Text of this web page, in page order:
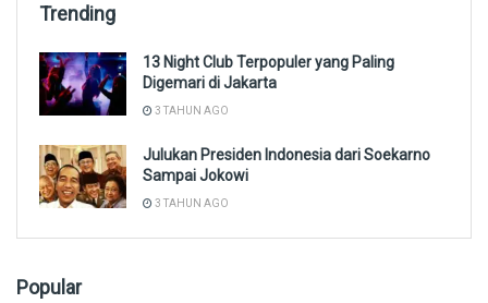
Trending
13 Night Club Terpopuler yang Paling
Digemari di Jakarta
3 TAHUN AGO
Julukan Presiden Indonesia dari Soekarno
Sampai Jokowi
3 TAHUN AGO
Popular